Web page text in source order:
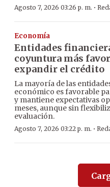
Agosto 7, 2026 03:26 p. m. ·
Economía
Entidades
coyuntura más
expandir el crédito
La mayoría de las
económico es favorable
y mantiene expectativas
meses, aunque sin
evaluación.
Agosto 7, 2026 03:22 p. m. ·